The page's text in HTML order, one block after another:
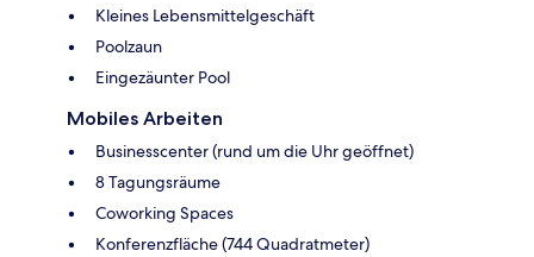
Kleines Lebensmittelgeschäft
Poolzaun
Eingezäunter Pool
Mobiles Arbeiten
Businesscenter (rund um die Uhr geöffnet)
8 Tagungsräume
Coworking Spaces
Konferenzfläche (744 Quadratmeter)